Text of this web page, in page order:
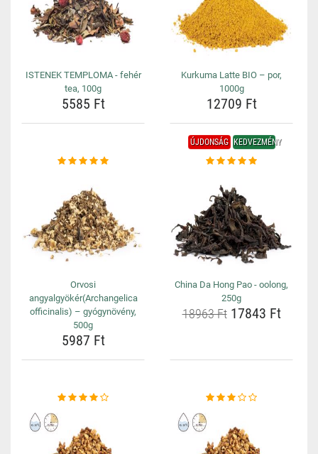
ISTENEK TEMPLOMA - fehér
tea, 100g
5585 Ft
Kurkuma Latte BIO – por,
1000g
12709 Ft
Orvosi
angyalgyökér(Archangelica
officinalis) – gyógynövény,
500g
5987 Ft
ÚJDONSÁG KEDVEZMÉNY
China Da Hong Pao - oolong,
250g
18963 Ft17843 Ft